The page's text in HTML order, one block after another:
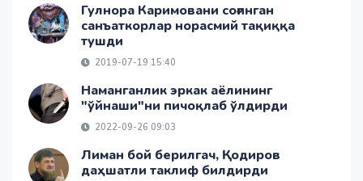
Гулнора Каримовани соғинган
санъаткорлар норасмий тақиққа
тушди
2019-07-19 15:40
Наманганлик эркак аёлининг
"ўйнаши"ни пичоқлаб ўлдирди
2022-09-26 09:03
Лиман бой берилгач, Қодиров
даҳшатли таклиф билдирди